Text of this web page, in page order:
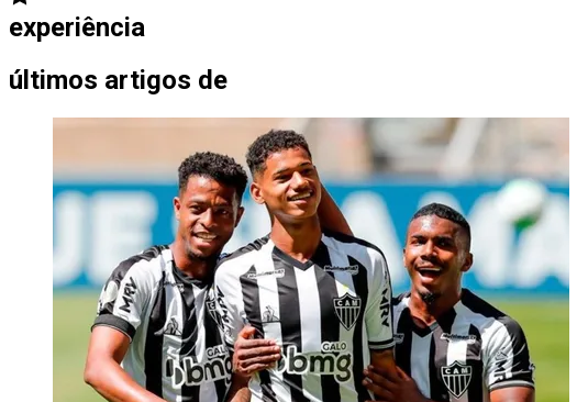
experiência
últimos artigos de